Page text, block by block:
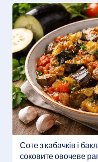
Соте з кабачків і
соковите овочеве